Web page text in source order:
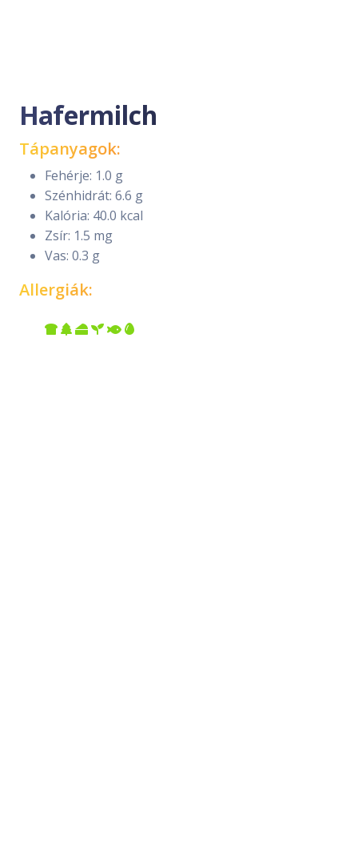
Hafermilch
Tápanyagok:
Fehérje: 1.0 g
Szénhidrát: 6.6 g
Kalória: 40.0 kcal
Zsír: 1.5 mg
Vas: 0.3 g
Allergiák: